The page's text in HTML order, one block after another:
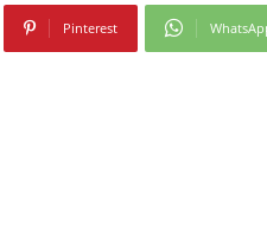
Pinterest